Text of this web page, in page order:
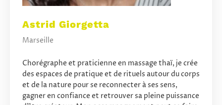
Astrid Giorgetta
Marseille
Chorégraphe et praticienne en massage thaï, je crée
des espaces de pratique et de rituels autour du corps
et de la nature pour se reconnecter à ses sens,
gagner en confiance et retrouver sa pleine puissance